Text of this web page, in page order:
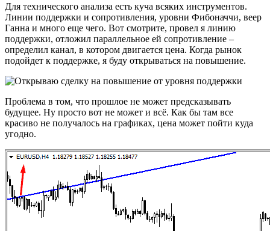
Для технического анализа есть куча всяких инструментов.
Линии поддержки и сопротивления, уровни Фибоначчи, веер
Ганна и много еще чего. Вот смотрите, провел я линию
поддержки, отложил параллельное ей сопротивление –
определил канал, в котором двигается цена. Когда рынок
подойдет к поддержке, я буду открываться на повышение.
Проблема в том, что прошлое не может предсказывать
будущее. Ну просто вот не может и всё. Как бы там все
красиво не получалось на графиках, цена может пойти куда
угодно.